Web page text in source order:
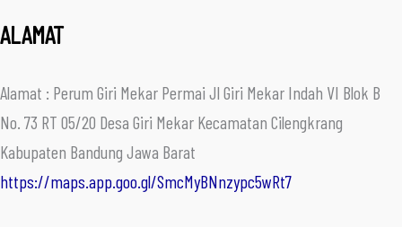
ALAMAT
Alamat : Perum Giri Mekar Permai Jl Giri Mekar Indah VI Blok B
No. 73 RT 05/20 Desa Giri Mekar Kecamatan Cilengkrang
Kabupaten Bandung Jawa Barat
https://maps.app.goo.gl/SmcMyBNnzypc5wRt7